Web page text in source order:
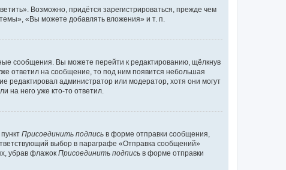
Возможно, придётся зарегистрироваться, прежде чем
«Вы можете добавлять вложения» и т. п.
сообщения. Вы можете перейти к редактированию, щёлкнув
ответил на сообщение, то под ним появится небольшая
редактировал администратор или модератор, хотя они могут
на него уже кто-то ответил.
Присоединить подпись в форме отправки сообщения,
выбор в параграфе «Отправка сообщений»
убрав флажок Присоединить подпись в форме отправки